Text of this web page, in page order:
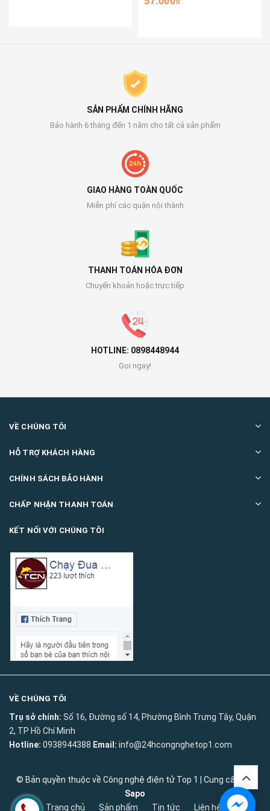
SẢN PHẨM CHÍNH HÃNG
Bảo hành 6 tháng đến 1 năm cho tất cả sản phẩm
GIAO HÀNG TOÀN QUỐC
Miễn phí các quận nội thành
THANH TOÁN HÓA ĐƠN
Chuyển khoản hoặc trực tiếp
HOTLINE: 0898448944
Gọi ngay!
VỀ CHÚNG TÔI
HỖ TRỢ KHÁCH HÀNG
CHÍNH SÁCH BẢO HÀNH
CHẤP NHẬN THANH TOÁN
KẾT NỐI VỚI CHÚNG TÔI
VỀ CHÚNG TÔI
Trụ sở chính: Số 16, Đường số 14, Phường Bình Trưng Tây, Quận
2, TP Hồ Chí Minh
Hotline: 0938944388 Email: info@24hcongnghetop1.com
© Bản quyền thuộc về Công nghệ điện tử Top 1
Cung cấp bởi
Sapo
Trang chủ
Sản phẩm Tin tức Liên hệ